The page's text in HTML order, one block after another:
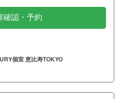
確認・予約
個室 恵比寿TOKYO